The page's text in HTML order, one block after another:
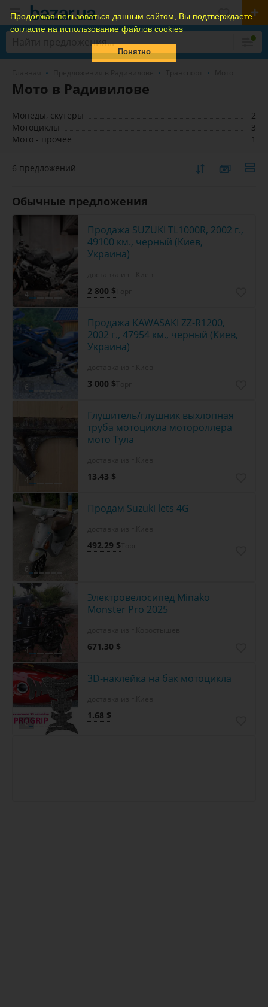
Продолжая пользоваться данным сайтом, Вы подтверждаете
согласие на использование файлов cookies
Понятно
Мото в Радивилове
Мопеды, скутеры
2
Мотоциклы
3
Мото - прочее
1
6 предложений
Обычные предложения
4
Продажа SUZUKI TL1000R, 2002 г.,
49100 км., черный (Киев,
Украина)
2 800 $
6
Продажа KAWASAKI ZZ-R1200,
2002 г., 47954 км., черный (Киев,
Украина)
3 000 $
4
Глушитель/глушник выхлопная
труба мотоцикла мотороллера
мото Тула
13.43 $
6
Продам Suzuki lets 4G
492.29 $
4
Электровелосипед Minako
Monster Pro 2025
671.30 $
8
3D-наклейка на бак мотоцикла
1.68 $